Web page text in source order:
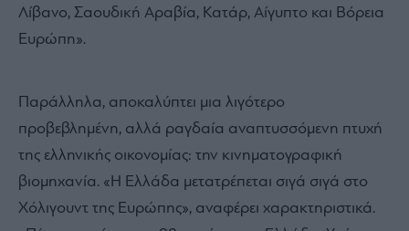
Λίβανο, Σαουδική Αραβία, Κατάρ, Αίγυπτο και Βόρεια
Ευρώπη».
Παράλληλα, αποκαλύπτει μια λιγότερο
προβεβλημένη, αλλά ραγδαία αναπτυσσόμενη πτυχή
της ελληνικής οικονομίας: την κινηματογραφική
βιομηχανία. «Η Ελλάδα μετατρέπεται σιγά σιγά στο
Χόλιγουντ της Ευρώπης», αναφέρει χαρακτηριστικά.